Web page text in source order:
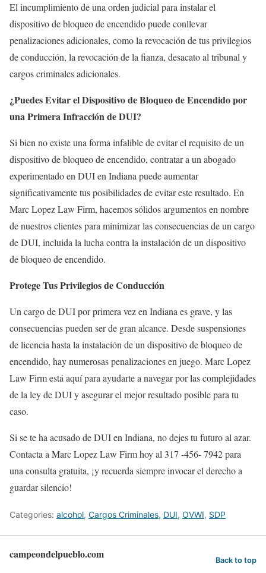
El incumplimiento de una orden judicial para instalar el
dispositivo de bloqueo de encendido puede conllevar
penalizaciones adicionales, como la revocación de tus privilegios
de conducción, la revocación de la fianza, desacato al tribunal y
cargos criminales adicionales.
¿Puedes Evitar el Dispositivo de Bloqueo de Encendido por
una Primera Infracción de DUI?
Si bien no existe una forma infalible de evitar el requisito de un
dispositivo de bloqueo de encendido, contratar a un abogado
experimentado en DUI en Indiana puede aumentar
significativamente tus posibilidades de evitar este resultado. En
Marc Lopez Law Firm, hacemos sólidos argumentos en nombre
de nuestros clientes para minimizar las consecuencias de un cargo
de DUI, incluida la lucha contra la instalación de un dispositivo
de bloqueo de encendido.
Protege Tus Privilegios de Conducción
Un cargo de DUI por primera vez en Indiana es grave, y las
consecuencias pueden ser de gran alcance. Desde suspensiones
de licencia hasta la instalación de un dispositivo de bloqueo de
encendido, hay numerosas penalizaciones en juego. Marc Lopez
Law Firm está aquí para ayudarte a navegar por las complejidades
de la ley de DUI y asegurar el mejor resultado posible para tu
caso.
Si se te ha acusado de DUI en Indiana, no dejes tu futuro al azar.
Contacta a Marc Lopez Law Firm hoy al 317 -456- 7942para
una consulta gratuita, ¡y recuerda siempre invocar el derecho a
guardar silencio!
Categories: alcohol, Cargos Criminales, DUI, OVWI, SDP
campeondelpueblo.com Back to top